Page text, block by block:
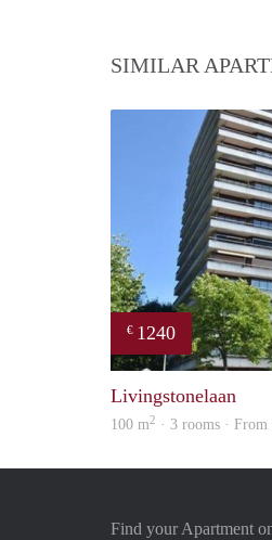
SIMILAR
€ 1240
Livingstonelaan
100 m2 · 3 rooms ·
Find your Apartment